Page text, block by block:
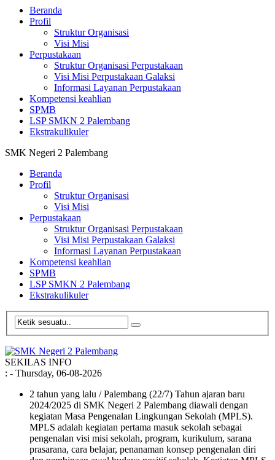
Beranda
Profil
Struktur Organisasi
Visi Misi
Perpustakaan
Struktur Organisasi Perpustakaan
Visi Misi Perpustakaan Galaksi
Informasi Layanan Perpustakaan
Kompetensi keahlian
SPMB
LSP SMKN 2 Palembang
Ekstrakulikuler
SMK Negeri 2 Palembang
Beranda
Profil
Struktur Organisasi
Visi Misi
Perpustakaan
Struktur Organisasi Perpustakaan
Visi Misi Perpustakaan Galaksi
Informasi Layanan Perpustakaan
Kompetensi keahlian
SPMB
LSP SMKN 2 Palembang
Ekstrakulikuler
SEKILAS INFO
: - Thursday, 06-08-2026
2 tahun yang lalu / Palembang (22/7) Tahun ajaran baru
2024/2025 di SMK Negeri 2 Palembang diawali dengan
kegiatan Masa Pengenalan Lingkungan Sekolah (MPLS).
MPLS adalah kegiatan pertama masuk sekolah sebagai
pengenalan visi misi sekolah, program, kurikulum, sarana
prasarana, cara belajar, penanaman konsep pengenalan diri